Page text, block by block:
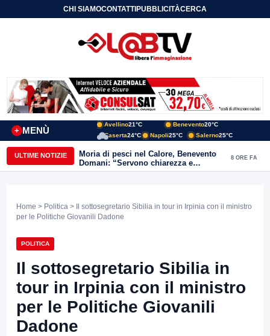
CHI SIAMOCONTATTIPUBBLICITÀCERCA
MENÙ
+
Avellino21°C Benevento20°C
Caserta24°C Napoli25°C Salerno25°C
ULTIME NOTIZIE
Moria di pesci nel Calore, Benevento
Domani: “Servono chiarezza e
approfondimenti sulla gestione
8 ORE FA
Home > Politica > Il sottosegretario Sibilia in tour in Irpinia con il ministro
per le Politiche Giovanili Dadone
POLITICA
Il sottosegretario Sibilia in
tour in Irpinia con il ministro
per le Politiche Giovanili
Dadone